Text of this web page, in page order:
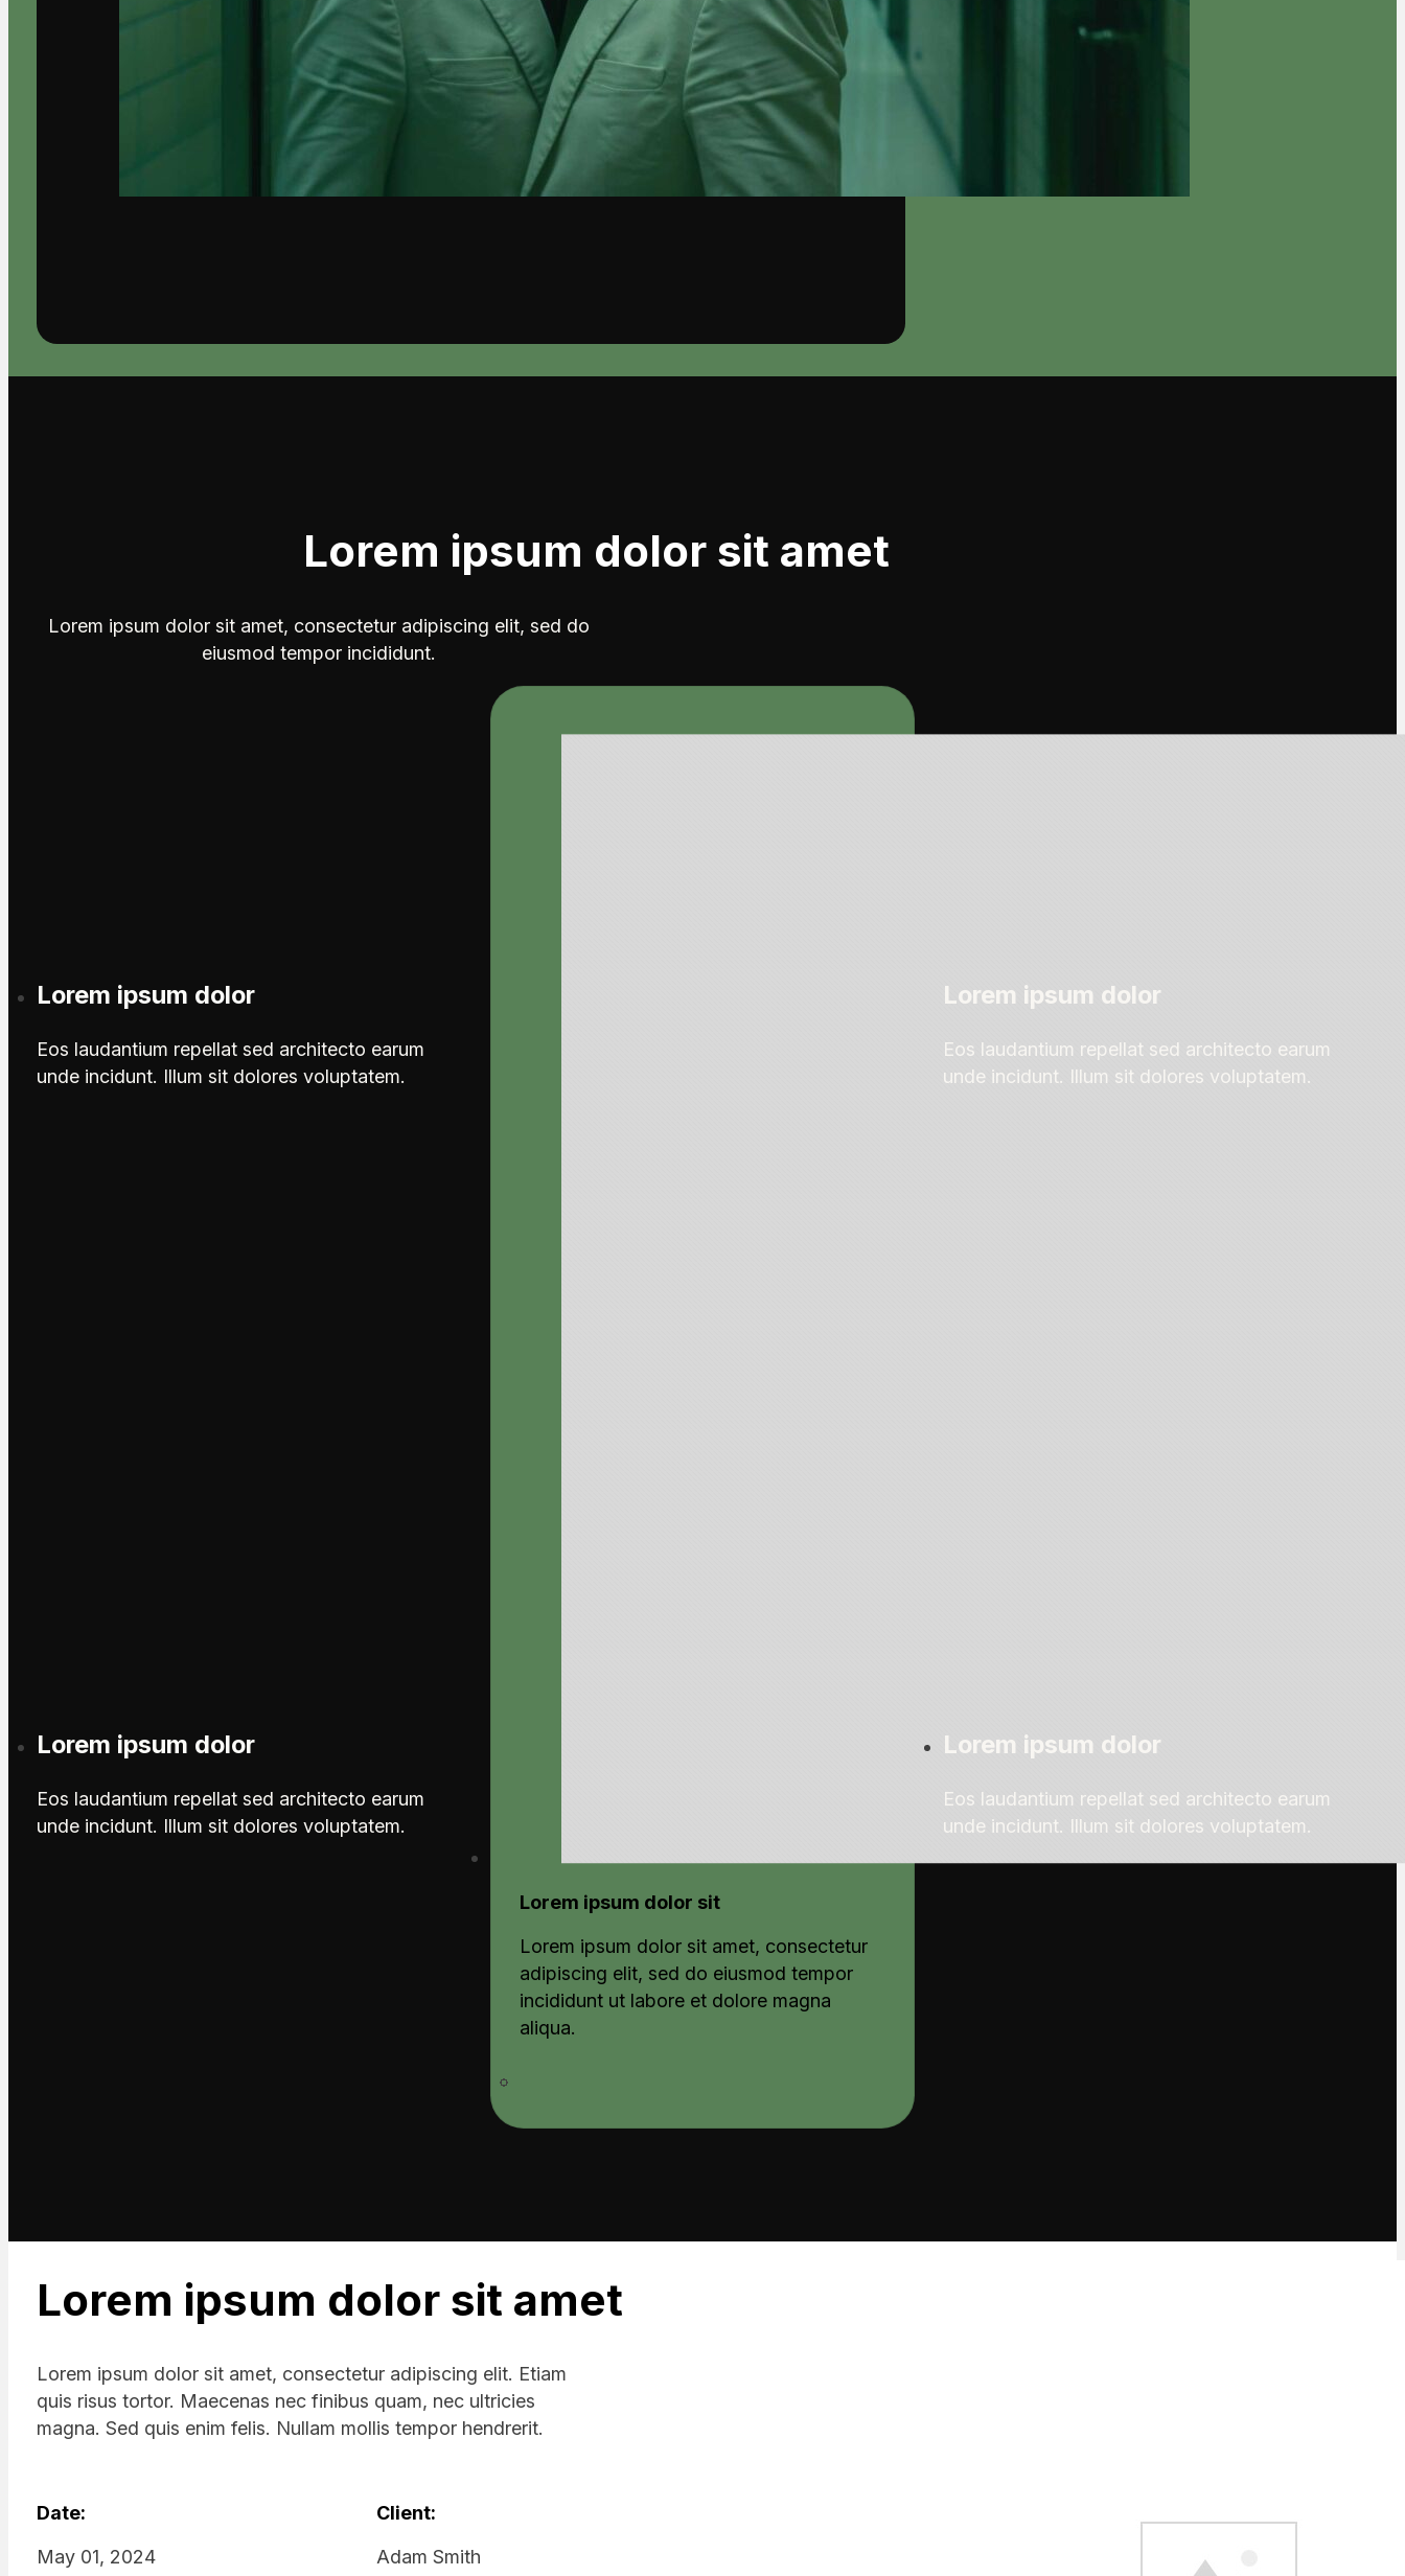
Lorem ipsum dolor sit amet
Lorem ipsum dolor sit amet, consectetur adipiscing elit, sed do
eiusmod tempor incididunt.
Lorem ipsum dolor
Eos laudantium repellat sed architecto earum
unde incidunt. Illum sit dolores voluptatem.
Lorem ipsum dolor
Eos laudantium repellat sed architecto earum
unde incidunt. Illum sit dolores voluptatem.
Lorem ipsum dolor sit
Lorem ipsum dolor sit amet, consectetur
adipiscing elit, sed do eiusmod tempor
incididunt ut labore et dolore magna
aliqua.
Lorem ipsum dolor
Eos laudantium repellat sed architecto earum
unde incidunt. Illum sit dolores voluptatem.
Lorem ipsum dolor
Eos laudantium repellat sed architecto earum
unde incidunt. Illum sit dolores voluptatem.
Lorem ipsum dolor sit amet
Lorem ipsum dolor sit amet, consectetur adipiscing elit. Etiam
quis risus tortor. Maecenas nec finibus quam, nec ultricies
magna. Sed quis enim felis. Nullam mollis tempor hendrerit.
Date:
May 01, 2024
Client:
Adam Smith